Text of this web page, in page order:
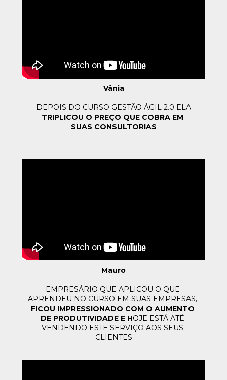
Vânia
DEPOIS DO CURSO GESTÃO ÁGIL 2.0 ELA
TRIPLICOU O PREÇO QUE COBRA EM
SUAS CONSULTORIAS
Mauro
EMPRESÁRIO QUE APLICOU O QUE
APRENDEU NO CURSO EM SUAS
FICOU IMPRESSIONADO COM O AUMENTO
DE PRODUTIVIDADE E HOJE ESTÁ ATÉ
VENDENDO ESTE SERVIÇO AOS SEUS
CLIENTES